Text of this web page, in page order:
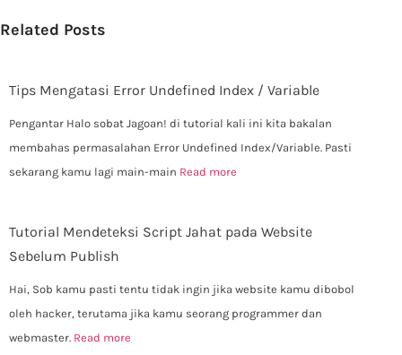
Related Posts
Tips Mengatasi Error Undefined Index / Variable
Pengantar Halo sobat Jagoan! di tutorial kali ini kita bakalan
membahas permasalahan Error Undefined Index/Variable. Pasti
sekarang kamu lagi main-main Read more
Tutorial Mendeteksi Script Jahat pada Website
Sebelum Publish
Hai, Sob kamu pasti tentu tidak ingin jika website kamu dibobol
oleh hacker, terutama jika kamu seorang programmer dan
webmaster. Read more